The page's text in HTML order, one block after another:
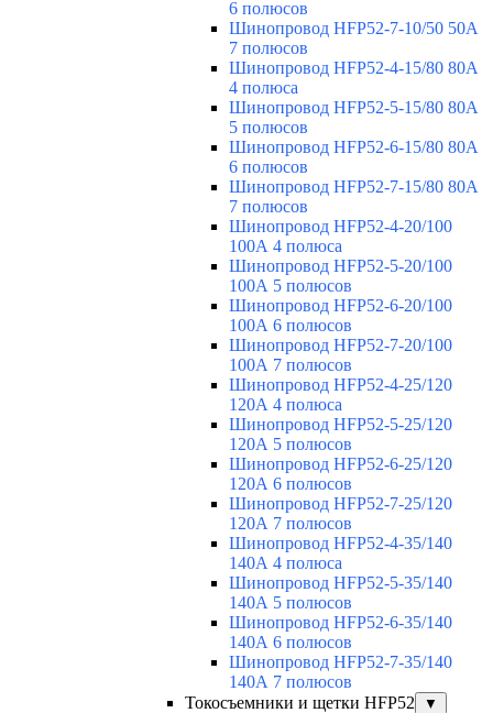
6 полюсов
Шинопровод HFP52-7-10/50 50А
7 полюсов
Шинопровод HFP52-4-15/80 80A
4 полюса
Шинопровод HFP52-5-15/80 80А
5 полюсов
Шинопровод HFP52-6-15/80 80А
6 полюсов
Шинопровод HFP52-7-15/80 80А
7 полюсов
Шинопровод HFP52-4-20/100
100А 4 полюса
Шинопровод HFP52-5-20/100
100А 5 полюсов
Шинопровод HFP52-6-20/100
100А 6 полюсов
Шинопровод HFP52-7-20/100
100А 7 полюсов
Шинопровод HFP52-4-25/120
120А 4 полюса
Шинопровод HFP52-5-25/120
120А 5 полюсов
Шинопровод HFP52-6-25/120
120А 6 полюсов
Шинопровод HFP52-7-25/120
120А 7 полюсов
Шинопровод HFP52-4-35/140
140А 4 полюса
Шинопровод HFP52-5-35/140
140А 5 полюсов
Шинопровод HFP52-6-35/140
140А 6 полюсов
Шинопровод HFP52-7-35/140
140А 7 полюсов
Токосъемники и щетки HFP52
▼